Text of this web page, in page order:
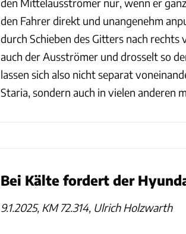
den Fahrer direkt und unangenehm
durch Schieben des Gitters nach
auch der Ausströmer und drosselt so
lassen sich also nicht separat
Staria, sondern auch in vielen anderen
Bei Kälte fordert der
9.1.2025, KM 72.314, Ulrich Holzwarth